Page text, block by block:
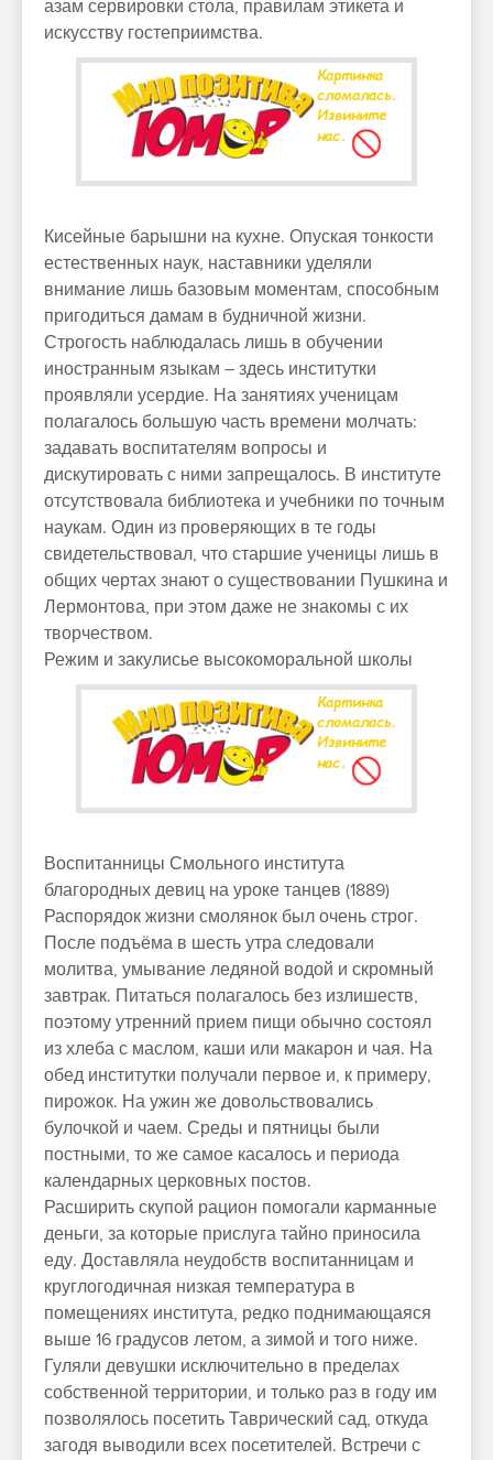
азам сервировки стола, правилам этикета и
искусству гостеприимства.
Кисейные барышни на кухне. Опуская тонкости
естественных наук, наставники уделяли
внимание лишь базовым моментам, способным
пригодиться дамам в будничной жизни.
Строгость наблюдалась лишь в обучении
иностранным языкам – здесь институтки
проявляли усердие. На занятиях ученицам
полагалось большую часть времени молчать:
задавать воспитателям вопросы и
дискутировать с ними запрещалось. В институте
отсутствовала библиотека и учебники по точным
наукам. Один из проверяющих в те годы
свидетельствовал, что старшие ученицы лишь в
общих чертах знают о существовании Пушкина и
Лермонтова, при этом даже не знакомы с их
творчеством.
Режим и закулисье высокоморальной школы
Воспитанницы Смольного института
благородных девиц на уроке танцев (1889)
Распорядок жизни смолянок был очень строг.
После подъёма в шесть утра следовали
молитва, умывание ледяной водой и скромный
завтрак. Питаться полагалось без излишеств,
поэтому утренний прием пищи обычно состоял
из хлеба с маслом, каши или макарон и чая. На
обед институтки получали первое и, к примеру,
пирожок. На ужин же довольствовались
булочкой и чаем. Среды и пятницы были
постными, то же самое касалось и периода
календарных церковных постов.
Расширить скупой рацион помогали карманные
деньги, за которые прислуга тайно приносила
еду. Доставляла неудобств воспитанницам и
круглогодичная низкая температура в
помещениях института, редко поднимающаяся
выше 16 градусов летом, а зимой и того ниже.
Гуляли девушки исключительно в пределах
собственной территории, и только раз в году им
позволялось посетить Таврический сад, откуда
загодя выводили всех посетителей. Встречи с